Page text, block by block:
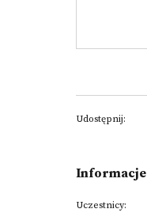
Udostępnij:
Informacje
Uczestnicy: